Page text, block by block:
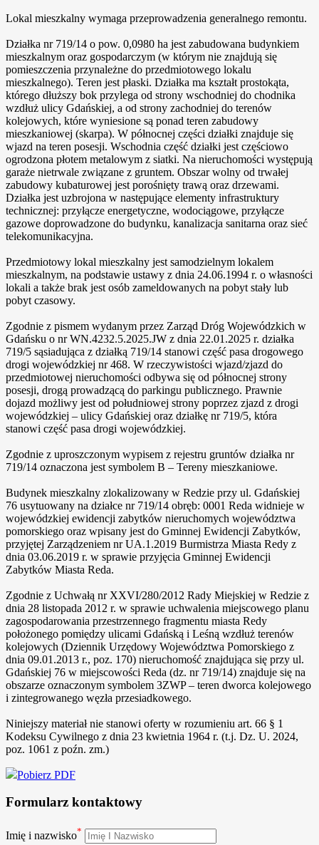
Lokal mieszkalny wymaga przeprowadzenia generalnego remontu.
Działka nr 719/14 o pow. 0,0980 ha jest zabudowana budynkiem
mieszkalnym oraz gospodarczym (w którym nie znajdują się
pomieszczenia przynależne do przedmiotowego lokalu
mieszkalnego). Teren jest płaski. Działka ma kształt prostokąta,
którego dłuższy bok przylega od strony wschodniej do chodnika
wzdłuż ulicy Gdańskiej, a od strony zachodniej do terenów
kolejowych, które wyniesione są ponad teren zabudowy
mieszkaniowej (skarpa). W północnej części działki znajduje się
wjazd na teren posesji. Wschodnia część działki jest częściowo
ogrodzona płotem metalowym z siatki. Na nieruchomości występują
garaże nietrwale związane z gruntem. Obszar wolny od trwałej
zabudowy kubaturowej jest porośnięty trawą oraz drzewami.
Działka jest uzbrojona w następujące elementy infrastruktury
technicznej: przyłącze energetyczne, wodociągowe, przyłącze
gazowe doprowadzone do budynku, kanalizacja sanitarna oraz sieć
telekomunikacyjna.
Przedmiotowy lokal mieszkalny jest samodzielnym lokalem
mieszkalnym, na podstawie ustawy z dnia 24.06.1994 r. o własności
lokali a także brak jest osób zameldowanych na pobyt stały lub
pobyt czasowy.
Zgodnie z pismem wydanym przez Zarząd Dróg Wojewódzkich w
Gdańsku o nr WN.4232.5.2025.JW z dnia 22.01.2025 r. działka
719/5 sąsiadująca z działką 719/14 stanowi część pasa drogowego
drogi wojewódzkiej nr 468. W rzeczywistości wjazd/zjazd do
przedmiotowej nieruchomości odbywa się od północnej strony
posesji, drogą prowadzącą do parkingu publicznego. Prawnie
dojazd możliwy jest od południowej strony poprzez zjazd z drogi
wojewódzkiej – ulicy Gdańskiej oraz działkę nr 719/5, która
stanowi część pasa drogi wojewódzkiej.
Zgodnie z uproszczonym wypisem z rejestru gruntów działka nr
719/14 oznaczona jest symbolem B – Tereny mieszkaniowe.
Budynek mieszkalny zlokalizowany w Redzie przy ul. Gdańskiej
76 usytuowany na działce nr 719/14 obręb: 0001 Reda widnieje w
wojewódzkiej ewidencji zabytków nieruchomych województwa
pomorskiego oraz wpisany jest do Gminnej Ewidencji Zabytków,
przyjętej Zarządzeniem nr UA.1.2019 Burmistrza Miasta Redy z
dnia 03.06.2019 r. w sprawie przyjęcia Gminnej Ewidencji
Zabytków Miasta Reda.
Zgodnie z Uchwałą nr XXVI/280/2012 Rady Miejskiej w Redzie z
dnia 28 listopada 2012 r. w sprawie uchwalenia miejscowego planu
zagospodarowania przestrzennego fragmentu miasta Redy
położonego pomiędzy ulicami Gdańską i Leśną wzdłuż terenów
kolejowych (Dziennik Urzędowy Województwa Pomorskiego z
dnia 09.01.2013 r., poz. 170) nieruchomość znajdująca się przy ul.
Gdańskiej 76 w miejscowości Reda (dz. nr 719/14) znajduje się na
obszarze oznaczonym symbolem 3ZWP – teren dworca kolejowego
i zintegrowanego węzła przesiadkowego.
Niniejszy materiał nie stanowi oferty w rozumieniu art. 66 § 1
Kodeksu Cywilnego z dnia 23 kwietnia 1964 r. (t.j. Dz. U. 2024,
poz. 1061 z poźn. zm.)
Pobierz PDF
Formularz kontaktowy
Imię i nazwisko*